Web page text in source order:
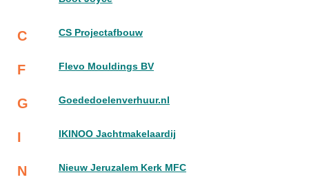
C CS Projectafbouw
F Flevo Mouldings BV
G Goededoelenverhuur.nl
I IKINOO Jachtmakelaardij
N Nieuw Jeruzalem Kerk MFC